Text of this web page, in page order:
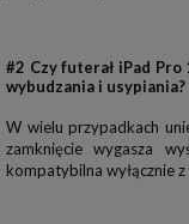
#2 Czy futerał iPad
wybudzania i usypiania?
W wielu przypadkach
zamknięcie wygasza
kompatybilna wyłącznie